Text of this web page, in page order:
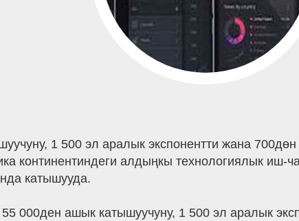
1 500 эл аралык экспонентти жана
континентиндеги алдыңкы технологиялык иш-
катышууда.
000ден ашык катышуучуну, 1 500 эл аралык